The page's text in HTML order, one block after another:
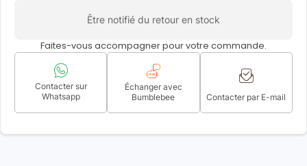
Être notifié du retour en stock
Faites-vous accompagner pour votre commande.
Contacter sur
Whatsapp
Échanger avec
Bumblebee
Contacter par E-mail